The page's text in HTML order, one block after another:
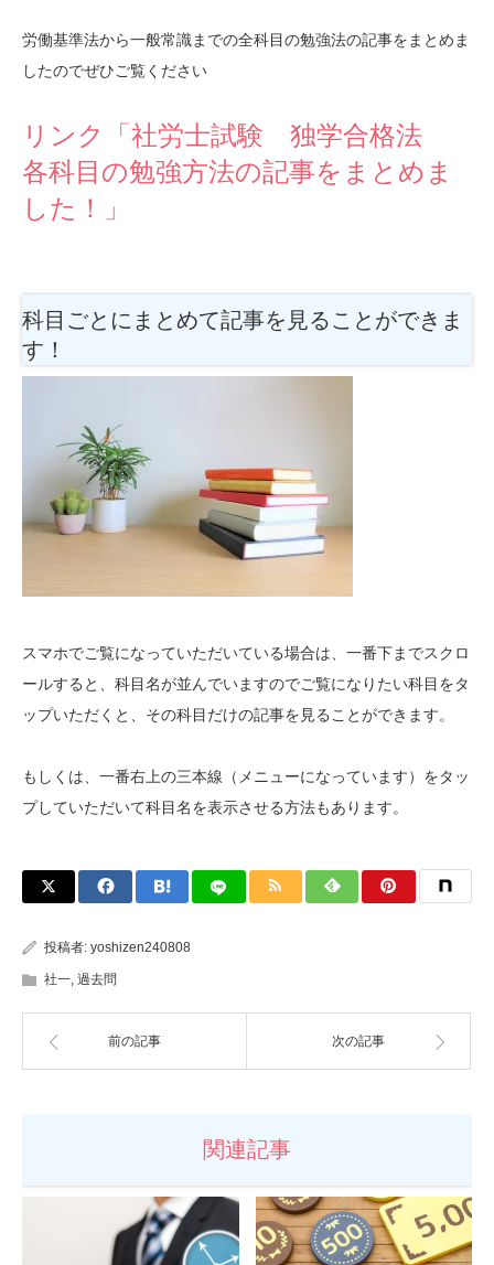
労働基準法から一般常識までの全科目の勉強法の記事をまとめま
したのでぜひご覧ください
リンク「社労士試験 独学合格法
各科目の勉強方法の記事をまとめま
した！」
科目ごとにまとめて記事を見ることができま
す！
スマホでご覧になっていただいている場合は、一番下までスクロ
ールすると、科目名が並んでいますのでご覧になりたい科目をタ
ップいただくと、その科目だけの記事を見ることができます。
もしくは、一番右上の三本線（メニューになっています）をタッ
プしていただいて科目名を表示させる方法もあります。
投稿者: yoshizen240808
社一, 過去問
前の記事 次の記事
関連記事